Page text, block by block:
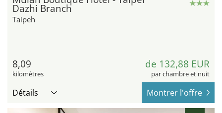
Dazhi Branch
Taipeh
8,09
kilomètres
de 132,88 EUR
par chambre et nuit
Détails Montrer l'offre